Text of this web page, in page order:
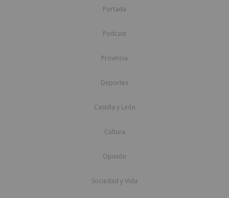
Portada
Podcast
Provincia
Deportes
Castilla y León
Cultura
Opinión
Sociedad y Vida